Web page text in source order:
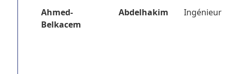
Ahmed-
Belkacem
Abdelhakim Ingénieur